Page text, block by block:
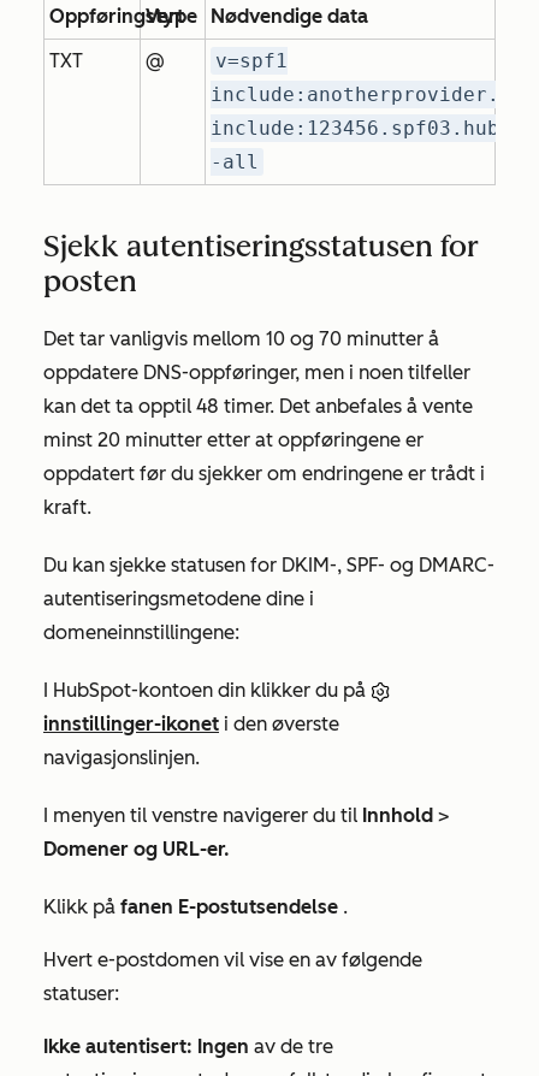
Oppføringstype
Vert
Nødvendige data
TXT
@
v=spf1
include:anotherprovider.com
-all
Sjekk autentiseringsstatusen for
posten
Det tar vanligvis mellom 10 og 70 minutter å
oppdatere DNS-oppføringer, men i noen tilfeller
kan det ta opptil 48 timer. Det anbefales å vente
minst 20 minutter etter at oppføringene er
oppdatert før du sjekker om endringene er trådt i
kraft.
Du kan sjekke statusen for DKIM-, SPF- og DMARC-
autentiseringsmetodene dine i
domeneinnstillingene:
I HubSpot-kontoen din klikker du på
innstillinger-ikonet i den øverste
navigasjonslinjen.
I menyen til venstre navigerer du til Innhold >
Domener og URL-er.
Klikk på fanen E-postutsendelse .
Hvert e-postdomen vil vise en av følgende
statuser:
Ikke autentisert: Ingen av de tre